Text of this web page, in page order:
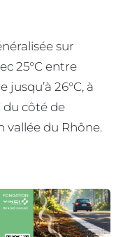
sur
25°C entre
26°C, à
du côté de
vallée du Rhône.